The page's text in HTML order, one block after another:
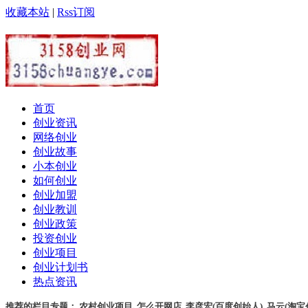
收藏本站 | Rss订阅
首页
创业资讯
网络创业
创业故事
小本创业
如何创业
创业加盟
创业教训
创业政策
投资创业
创业项目
创业计划书
热点资讯